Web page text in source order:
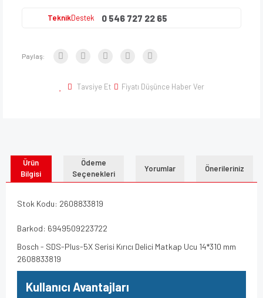
TeknikDestek 0 546 727 22 65
Paylaş:
Tavsiye Et Fiyatı Düşünce Haber Ver
Ürün
Bilgisi
Ödeme
Seçenekleri
Yorumlar Önerileriniz
Stok Kodu: 2608833819
Barkod: 6949509223722
Bosch - SDS-Plus-5X Serisi Kırıcı Delici Matkap Ucu 14*310 mm
2608833819
Kullanıcı Avantajları